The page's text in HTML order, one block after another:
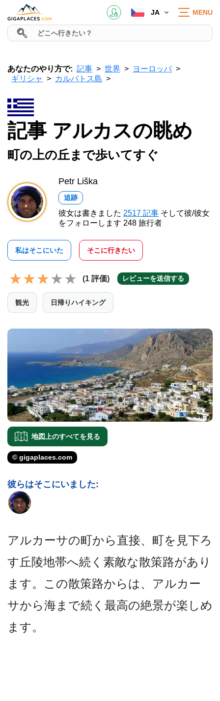
JA MENU
あなたのやり方で: 記事 世界
ヨーロッパ
ギリシャ
カルパトス島
記事 アルカスの眺め
町の上の丘まで歩いてすぐ
Petr Liška
追跡
彼女は書きました 2517 記事 そして彼/彼女
をフォローします 248 旅行者
私はそこにいた そこに行きたい
(1 評価) レビューを送信する
観光 日帰りハイキング
地図上のすべてを見る
© gigaplaces.com
彼らはそこにいました:
アルカーサの町から直接、町­を見下ろ
す丘陵地帯へ続く素敵な散策路があり
ます。­この散策路からは、アルカー
サから海まで続く最高の­絶景が楽しめ
ます。